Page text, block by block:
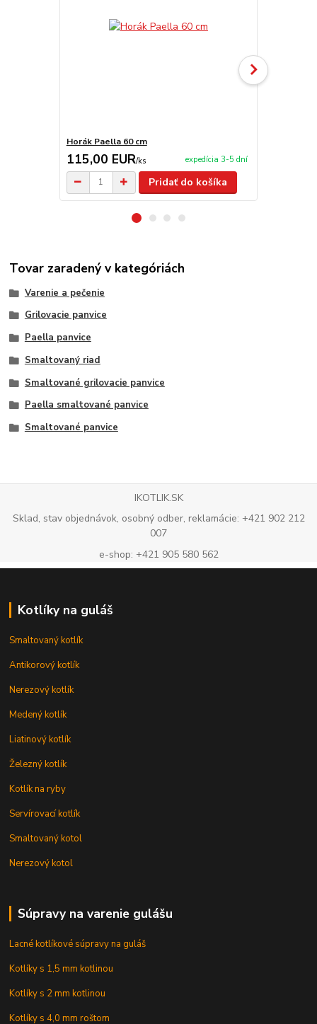
Horák Paella 60 cm
115,00 EUR/ks expedícia 3-5 dní
Pridať do košíka
Tovar zaradený v kategóriách
Varenie a pečenie
Grilovacie panvice
Paella panvice
Smaltovaný riad
Smaltované grilovacie panvice
Paella smaltované panvice
Smaltované panvice
IKOTLIK.SK
Sklad, stav objednávok, osobný odber, reklamácie: +421 902 212
007
e-shop: +421 905 580 562
Kotlíky na guláš
Smaltovaný kotlík
Antikorový kotlík
Nerezový kotlík
Medený kotlík
Liatinový kotlík
Železný kotlík
Kotlík na ryby
Servírovací kotlík
Smaltovaný kotol
Nerezový kotol
Súpravy na varenie gulášu
Lacné kotlíkové súpravy na guláš
Kotlíky s 1,5 mm kotlinou
Kotlíky s 2 mm kotlinou
Kotlíky s 4,0 mm roštom